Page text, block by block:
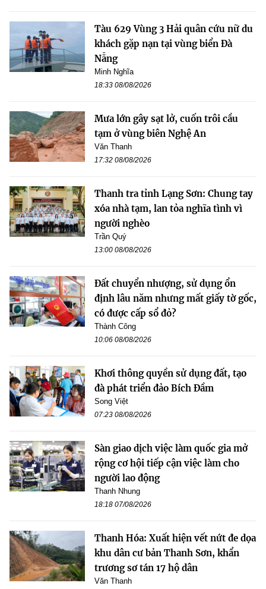
Tàu 629 Vùng 3 Hải quân cứu nữ du
khách gặp nạn tại vùng biển Đà
Nẵng
Minh Nghĩa
18:33 08/08/2026
Mưa lớn gây sạt lở, cuốn trôi cầu
tạm ở vùng biên Nghệ An
Văn Thanh
17:32 08/08/2026
Thanh tra tỉnh Lạng Sơn: Chung tay
xóa nhà tạm, lan tỏa nghĩa tình vì
người nghèo
Trần Quý
13:00 08/08/2026
Đất chuyển nhượng, sử dụng ổn
định lâu năm nhưng mất giấy tờ gốc,
có được cấp sổ đỏ?
Thành Công
10:06 08/08/2026
Khơi thông quyền sử dụng đất, tạo
đà phát triển đảo Bích Đầm
Song Việt
07:23 08/08/2026
Sàn giao dịch việc làm quốc gia mở
rộng cơ hội tiếp cận việc làm cho
người lao động
Thanh Nhung
18:18 07/08/2026
Thanh Hóa: Xuất hiện vết nứt đe dọa
khu dân cư bản Thanh Sơn, khẩn
trương sơ tán 17 hộ dân
Văn Thanh